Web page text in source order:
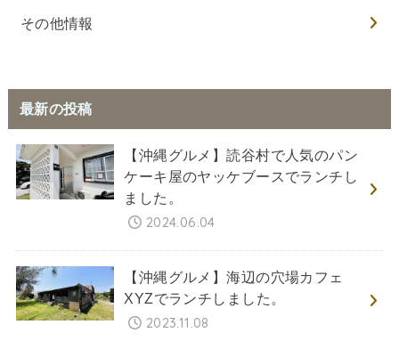
その他情報
最新の投稿
【沖縄グルメ】読谷村で人気のパン
ケーキ屋のヤッケブースでランチし
ました。
2024.06.04
【沖縄グルメ】海辺の穴場カフェ
XYZでランチしました。
2023.11.08